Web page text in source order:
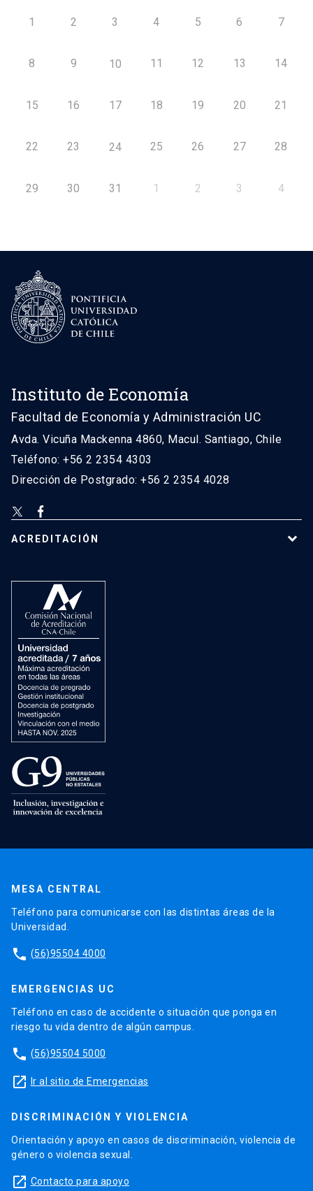
1 2 3 4 5 6 7
8 9 10 11 12 13 14
15 16 17 18 19 20 21
22 23 24 25 26 27 28
29 30 31 1 2 3 4
Instituto de Economía
Facultad de Economía y Administración UC
Avda. Vicuña Mackenna 4860, Macul. Santiago, Chile
Teléfono: +56 2 2354 4303
Dirección de Postgrado: +56 2 2354 4028
ACREDITACIÓN
MESA CENTRAL
Teléfono para comunicarse con las distintas áreas de la
Universidad.
phone (56)95504 4000
EMERGENCIAS UC
Teléfono en caso de accidente o situación que ponga en
riesgo tu vida dentro de algún campus.
phone (56)95504 5000
launch Ir al sitio de Emergencias
DISCRIMINACIÓN Y VIOLENCIA
Orientación y apoyo en casos de discriminación, violencia de
género o violencia sexual.
launch Contacto para apoyo